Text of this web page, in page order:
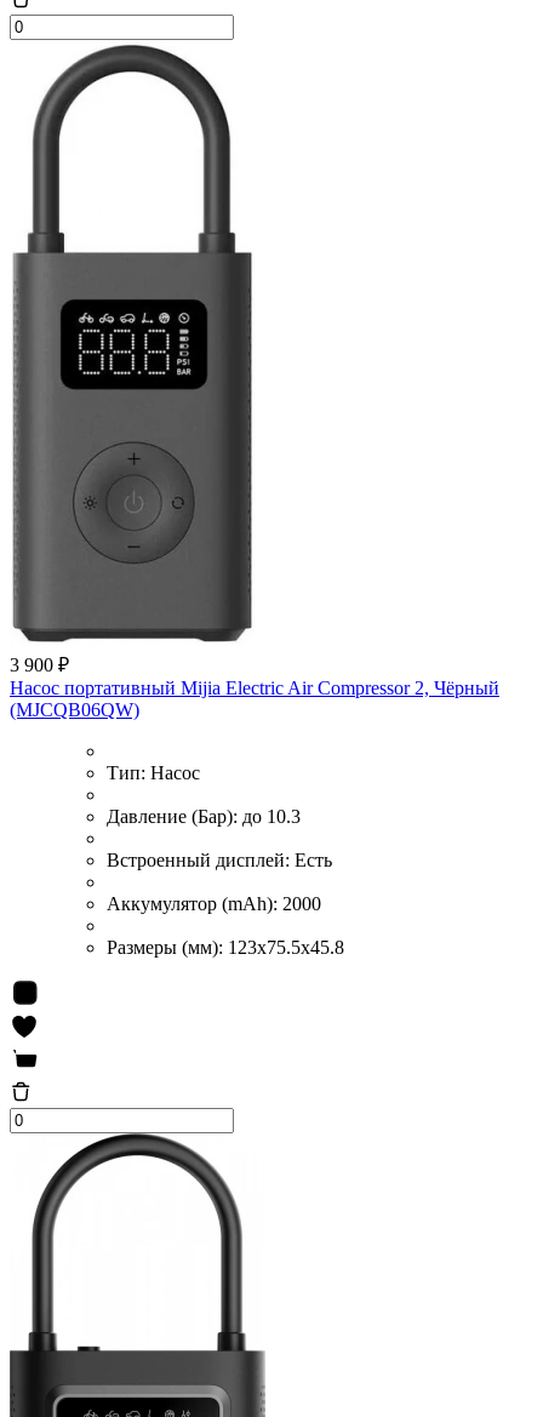
3 900 ₽
Насос портативный Mijia Electric Air Compressor 2, Чёрный
(MJCQB06QW)
Тип: Насос
Давление (Бар): до 10.3
Встроенный дисплей: Есть
Аккумулятор (mAh): 2000
Размеры (мм): 123x75.5x45.8